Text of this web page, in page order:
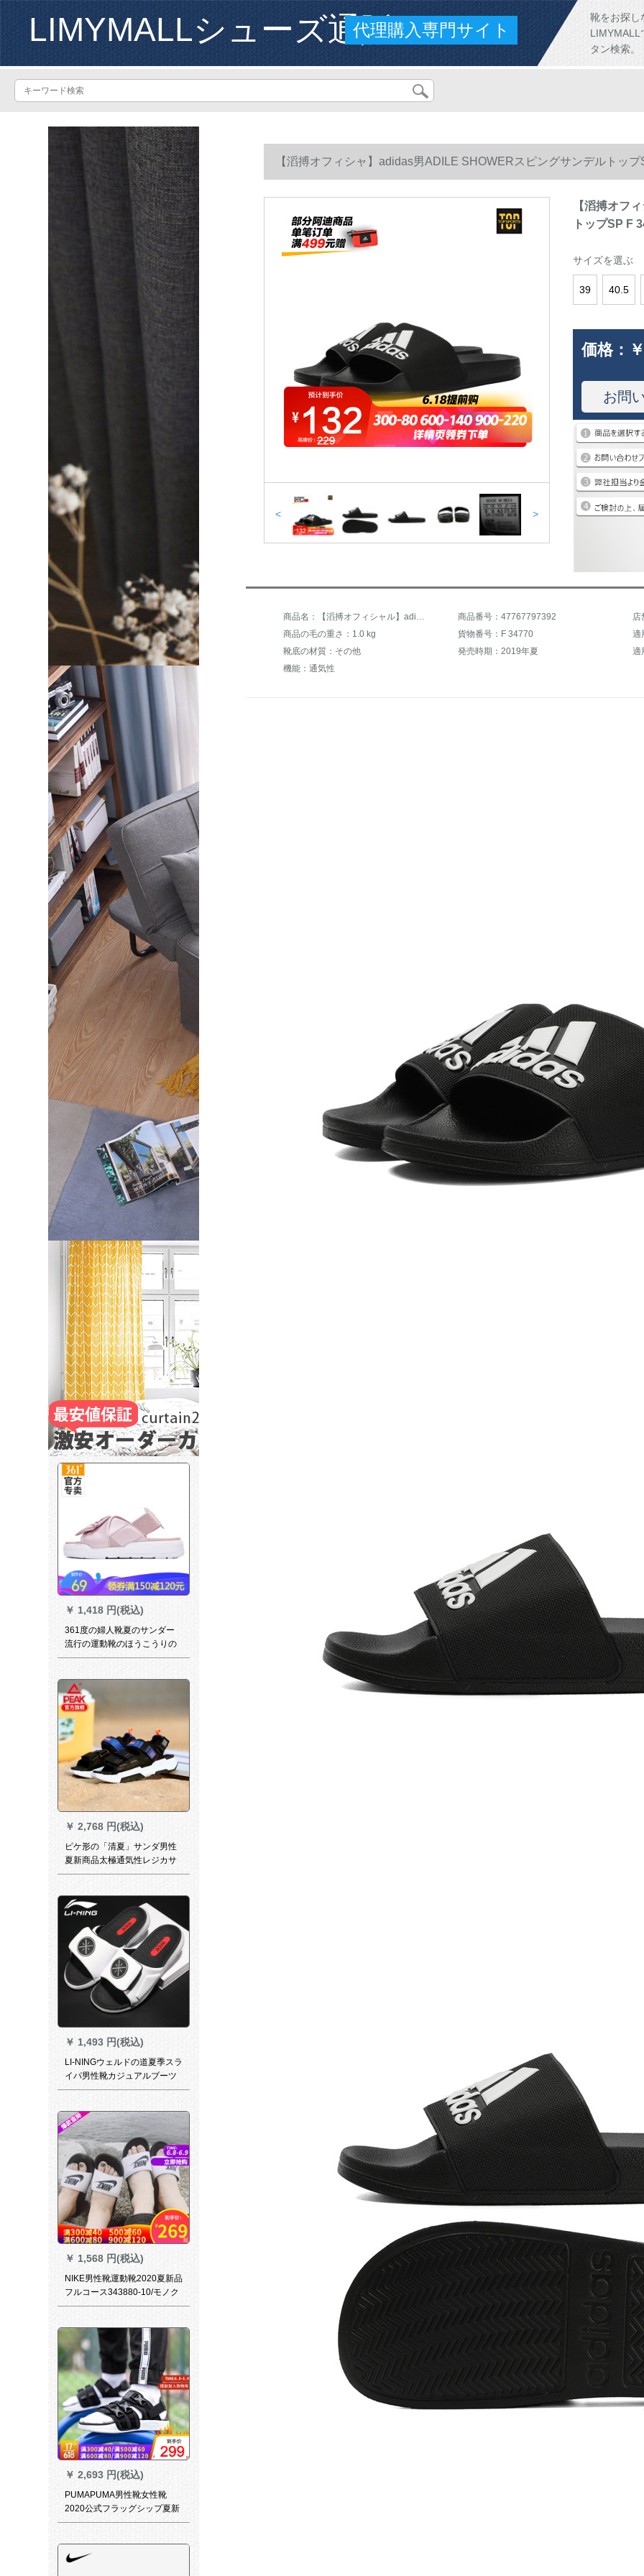
LIMYMALLシューズ通販代理購入専門サイト
靴をお探し
LIMYMALL
タン検索。
￥ 1,418 円(税込)
361度の婦人靴夏のサンダー
流行の運動靴のほうこうりの
粉/361度の白38
￥ 2,768 円(税込)
ピケ形の「清夏」サンダ男性
夏新商品太極通気性レジカサ
ー黒/紫43
￥ 1,493 円(税込)
LI-NINGウェルドの道夏季スラ
イパ男性靴カジュアルブーツ
雲ダンピグ軽い耐摩耗性滑り
微結晶灰43.5(内長270-280)
￥ 1,568 円(税込)
NIKE男性靴運動靴2020夏新品
フルコース343880-10/モノク
ラ44/2800 mm
￥ 2,693 円(税込)
PUMAPUMA男性靴女性靴
2020公式フラッグシップ夏新
型通気性快适性ファック室外
【滔搏オフィシャ】adidas男ADILE SHOWERスピングサンデルトッ
< >
【滔搏オフ
トップSP F
サイズを選ぶ
39 40.5
価格：
お問
商品名：【滔搏オフィシャル】adidas男ADILE SHOWERスイミングサンダルTOP SP F 34770 43 商品番号：47767797392
店
商品の毛の重さ：1.0 kg
貨物番号：F 34770
適
靴底の材質：その他
発売時期：2019年夏
適
機能：通気性